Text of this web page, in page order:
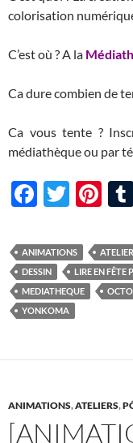
colorisation
C’est où ? A la
Ca dure combien de
Ca vous tente ?
médiathèque ou par
F
e
b
o
o
T
itt
er
Pi
er
es
t
ANIMATIONS ATELIER
DESSIN
LIRE EN FÊTE
MEDIATHEQUE
YONKOMA
ANIMATIONS,ATELIERS,